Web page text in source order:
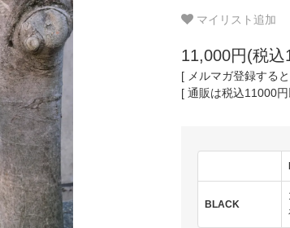
マイリスト追加
11,000円(税込
[ メルマガ登録する
[ 通販は税込11000
BLACK